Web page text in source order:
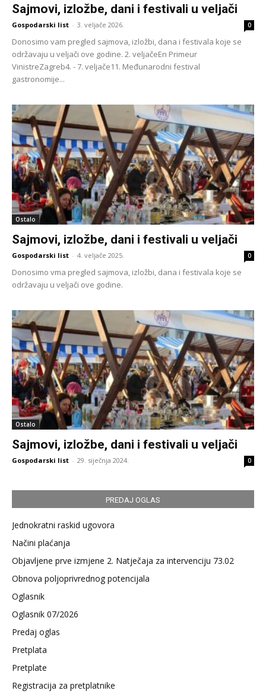
Sajmovi, izložbe, dani i festivali u veljači
Gospodarski list - 3. veljače 2026. 0
Donosimo vam pregled sajmova, izložbi, dana i festivala koje se
održavaju u veljači ove godine. 2. veljačeEn Primeur
VinistreZagreb4. - 7. veljače11. Međunarodni festival
gastronomije...
Ostalo
Sajmovi, izložbe, dani i festivali u veljači
Gospodarski list - 4. veljače 2025. 0
Donosimo vma pregled sajmova, izložbi, dana i festivala koje se
održavaju u veljači ove godine.
Ostalo
Sajmovi, izložbe, dani i festivali u veljači
Gospodarski list - 29. siječnja 2024. 0
PREDAJ OGLAS
Jednokratni raskid ugovora
Načini plaćanja
Objavljene prve izmjene 2. Natječaja za intervenciju 73.02
Obnova poljoprivrednog potencijala
Oglasnik
Oglasnik 07/2026
Predaj oglas
Pretplata
Pretplate
Registracija za pretplatnike